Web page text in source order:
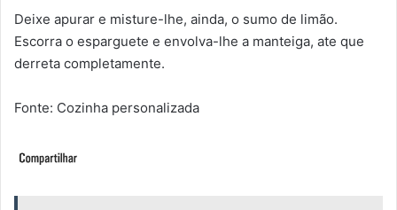
Deixe apurar e misture-lhe, ainda, o sumo de limão.
Escorra o esparguete e envolva-lhe a manteiga, ate que
derreta completamente.
Fonte: Cozinha personalizada